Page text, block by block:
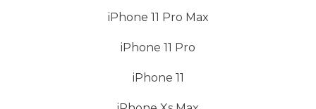
iPhone 11 Pro Max
iPhone 11 Pro
iPhone 11